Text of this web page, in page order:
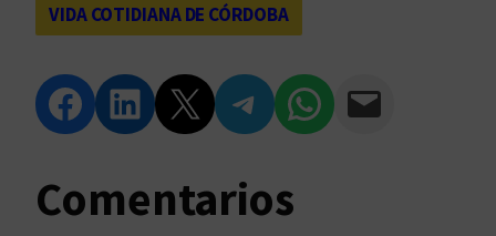
VIDA COTIDIANA DE CÓRDOBA
Compartir en Facebook Compartir en LinkedIn Compartir en Twitter Compartir en Telegram Compartir en WhatsApp Compartir vía Email
Comentarios